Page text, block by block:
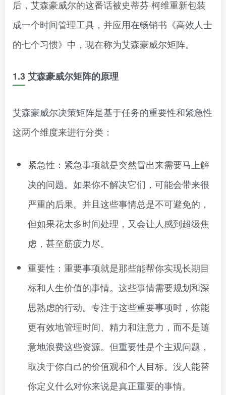
后，艾森豪威尔的这番话被史蒂芬·柯维重新包装
成一个时间管理工具，并应用在畅销书《高效人士
的七个习惯》中，现在称为艾森豪威尔矩阵。
1.3 艾森豪威尔矩阵的原理
艾森豪威尔决策矩阵是基于任务的重要性和紧急性
这两个维度来进行分类：
紧急性：紧急事项就是突然冒出来需要马上解
决的问题。如果你不解决它们，可能会带来很
严重的后果。并且这些事情总是不可避免的，
但如果花太多时间处理，又会让人感到超级焦
虑，甚至筋疲力尽。
重要性：重要事项就是那些能帮你实现长期目
标和人生价值的事情。这些事情需要规划和深
思熟虑的行动。专注于这些重要事项时，你能
更有效地管理时间、精力和注意力，而不是随
意地浪费这些资源。但重要性是个主观问题，
取决于你自己的价值观和个人目标。没人能替
你定义什么对你来说是真正重要的事情。